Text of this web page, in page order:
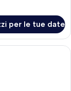
per le tue date